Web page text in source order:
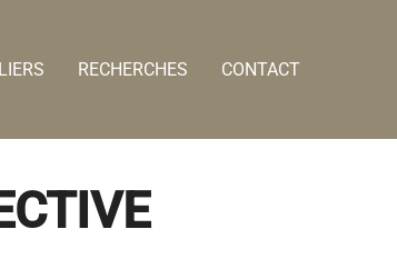
RECHERCHES CONTACT